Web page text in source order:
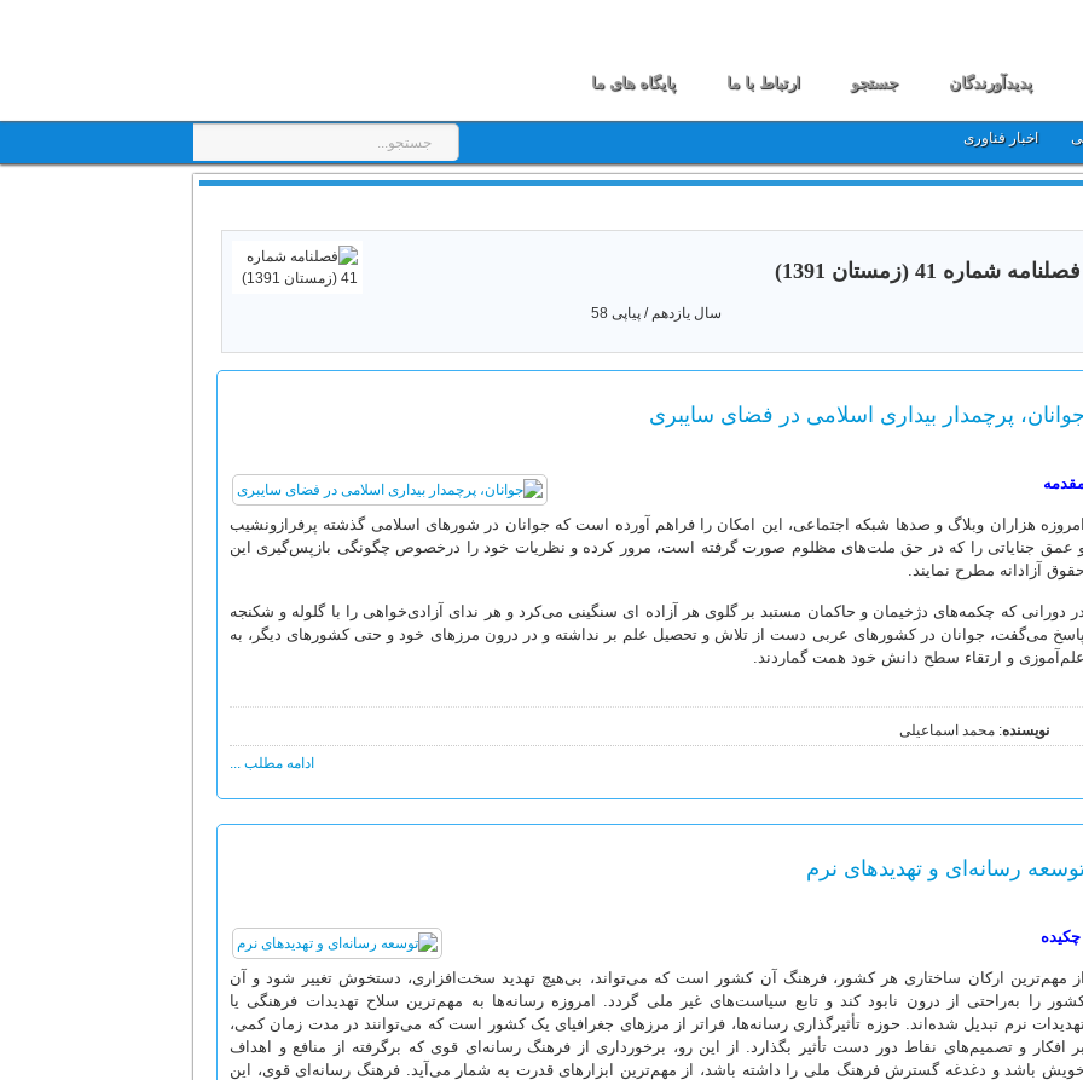
پدیدآورندگان جستجو ارتباط با ما پایگاه های ما
اخبار فناوری
فصلنامه شماره 41 (زمستان 1391)
سال یازدهم / پیاپی 58
جوانان، پرچمدار بیداری اسلامی در فضای سایبری
امروزه هزاران وبلاگ و صدها شبکه اجتماعی، این امکان را فراهم آورده است که جوانان در شورهای اسلامی گذشته پرفرازونشیب
عمق جنایاتی را که در حق ملت‌های مظلوم صورت گرفته است، مرور کرده و نظریات خود را درخصوص چگونگی بازپس‌گیری این
حقوق آزادانه مطرح نمایند.
در دورانی که چکمه‌های دژخیمان و حاکمان مستبد بر گلوی هر آزاده ای سنگینی می‌کرد و هر ندای آزادی‌خواهی را با گلوله و شکنجه
پاسخ می‌گفت، جوانان در کشورهای عربی دست از تلاش و تحصیل علم بر نداشته و در درون مرزهای خود و حتی کشورهای دیگر، به
علم‌آموزی و ارتقاء سطح دانش خود همت گماردند.
نویسنده: محمد اسماعیلی
ادامه مطلب ...
رسانه‌اى و تهدیدهاى نرم
چکیده
از مهم‌ترین ارکان ساختارى هر کشور، فرهنگ آن کشور است که مى‌تواند، بى‌هیچ تهدید سخت‌افزارى، دستخوش تغییر شود و آن
را به‌راحتى از درون نابود کند و تابع سیاست‌هاى غیر ملى گردد. امروزه رسانه‌ها به مهم‌ترین سلاح تهدیدات فرهنگى یا
نرم تبدیل شده‌اند. حوزه تأثیرگذارى رسانه‌ها، فراتر از مرزهاى جغرافیاى یک کشور است که می‌توانند در مدت زمان کمى،
بر افکار و تصمیم‌هاى نقاط دور دست تأثیر بگذارد. از این رو، برخوردارى از فرهنگ رسانه‌اى قوى که برگرفته از منافع و اهداف
خویش باشد و دغدغه گسترش فرهنگ ملى را داشته باشد، از مهم‌ترین ابزارهاى قدرت به شمار می‌آید. فرهنگ رسانه‌اى قوى، این